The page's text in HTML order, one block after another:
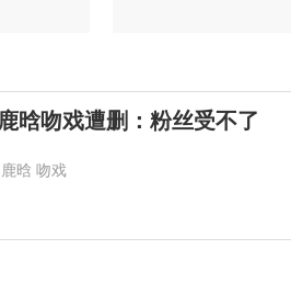
晗吻戏遭删：粉丝受不了
鹿晗 吻戏